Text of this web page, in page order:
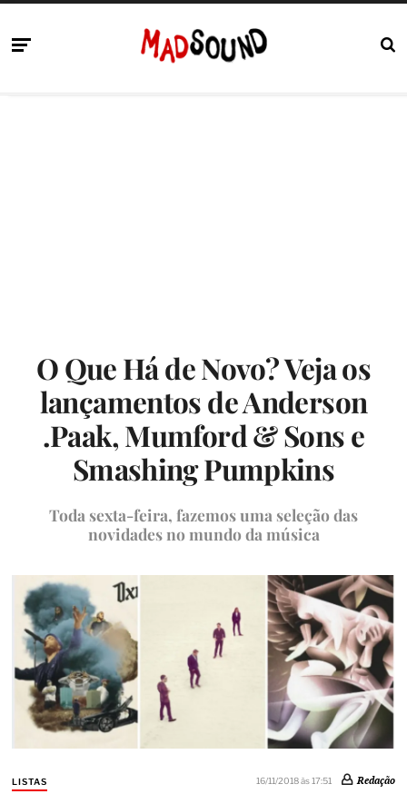
O Que Há de Novo? Veja os
lançamentos de Anderson
.Paak, Mumford & Sons e
Smashing Pumpkins
Toda sexta-feira, fazemos uma seleção das
novidades no mundo da música
LISTAS 16/11/2018 às 17:51 Redação